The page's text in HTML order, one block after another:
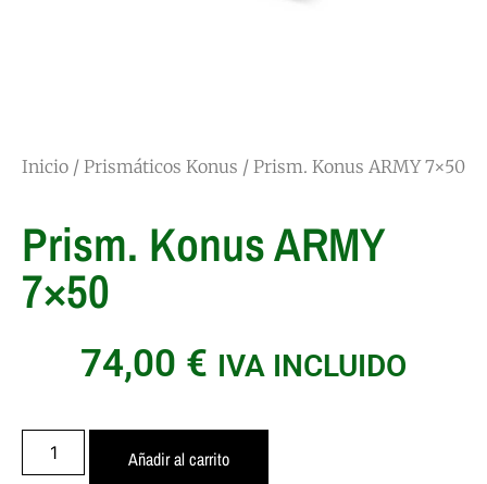
Inicio / Prismáticos Konus / Prism. Konus ARMY 7×50
Prism. Konus ARMY
7×50
74,00 € IVA INCLUIDO
Añadir al carrito